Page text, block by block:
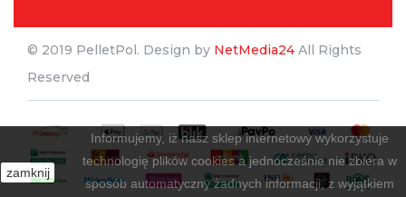
zamknij
Informujemy, iż nasz sklep internetowy wykorzystuje
technologię plików cookies a jednocześnie nie zbiera w
sposób automatyczny żadnych informacji, z wyjątkiem
© 2019 PelletPol. Design by NetMedia24 All Rights
Reserved